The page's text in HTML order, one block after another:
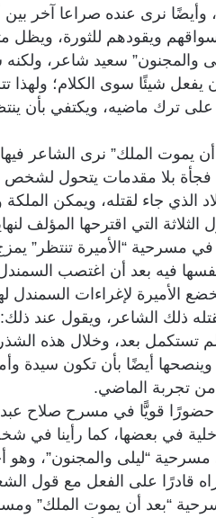
وأيضًا نرى عنده صراعا آخر
ويقودهم للثورة، ويظل
والمجنون” سعيد شاعر،
يفعل شيئًا سوى الكلام؛ ولهذا
على ترك ماضيه، ويكتفي بأن
يموت الملك” نرى الشاعر
فجأة بلا مقدمات يتحول لشخص
الذي جاء لقتله، ويمكن
التي اقترحها المؤلف
مسرحية “الأميرة تنتظر”
فيه بعد أن اغتصب
الأميرة لإغراءات
ذلك الشاعر، ويقول عند
تستكمل بعد، وخلال هذه
وينصحها أيضًا بأن تكون سيدة
تجربة الماضي.
قويًّا في مسرح صلاح عبد
في بعضها، كما رأينا في
“ليلى والمجنون”، وهو
قادرًا على الفعل مع قول
“بعد أن يموت الملك”